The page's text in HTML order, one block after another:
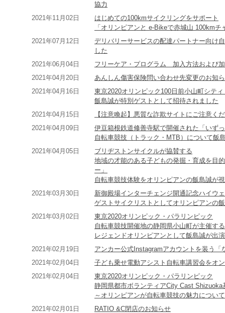
協力
2021年11月02日
はじめての100kmサイクリングをサポート
「オリンピアンと e-Bikeで赤城山 100km
2021年07月12日
デリバリーサービスの配達パートナー向け
した
2021年06月04日
フリーケア・プログラム 加入方法および
2021年04月20日
あんしん傷害保険問い合わせ先変更のお知
2021年04月16日
東京2020オリンピック100日前小山町シテ
飯島誠が特別ゲストとして招待されました
2021年04月15日
【注意喚起】悪質な詐欺サイトにご注意く
2021年04月09日
伊豆箱根鉄道修善寺駅で開催された「いず
自転車競技（トラック・MTB）について飯
2021年04月05日
ブリヂストンサイクルが協賛する
地域の才能のある子どもの発掘・育成を目
ー」
自転車競技体験をオリンピアンの飯島誠が
2021年03月30日
新御殿場インターチェンジ開通記念ハイウ
ゲストサイクリストとしてオリンピアンの
2021年03月02日
東京2020オリンピック・パラリンピック
自転車競技開催地の静岡県小山町が主催す
レジェンドオリンピアンとして飯島誠が出
2021年02月19日
アンカー公式Instagramアカウントを装う
2021年02月04日
子ども乗せ電動アシスト自転車講習会をオ
2021年02月04日
東京2020オリンピック・パラリンピック
静岡県都市ボランティアCity Cast Shizuoka
～オリンピアンが自転車競技の魅力につい
2021年02月01日
RATIO &C閉店のお知らせ